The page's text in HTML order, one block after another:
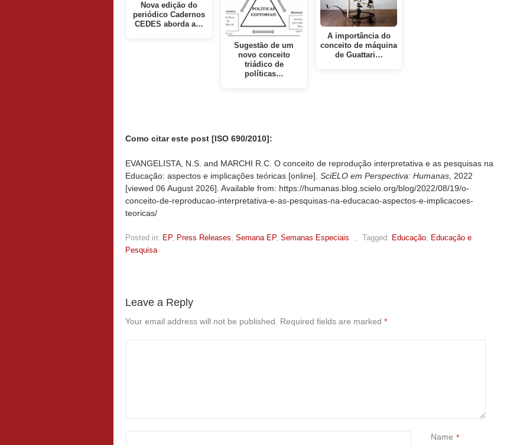
Nova edição do
periódico Cadernos
CEDES aborda a…
Sugestão de um
novo conceito
triádico de
políticas…
A importância do
conceito de máquina
de Guattari…
Como citar este post [ISO 690/2010]:
EVANGELISTA, N.S. and MARCHI R.C. O conceito de reprodução interpretativa e as pesquisas na
Educação: aspectos e implicações teóricas [online]. SciELO em Perspectiva: Humanas, 2022
[viewed 06 August 2026]. Available from: https://humanas.blog.scielo.org/blog/2022/08/19/o-
conceito-de-reproducao-interpretativa-e-as-pesquisas-na-educacao-aspectos-e-implicacoes-
teoricas/
Posted in: EP, Press Releases, Semana EP, Semanas Especiais , Tagged: Educação, Educação e
Pesquisa
Leave a Reply
Your email address will not be published. Required fields are marked *
Name *